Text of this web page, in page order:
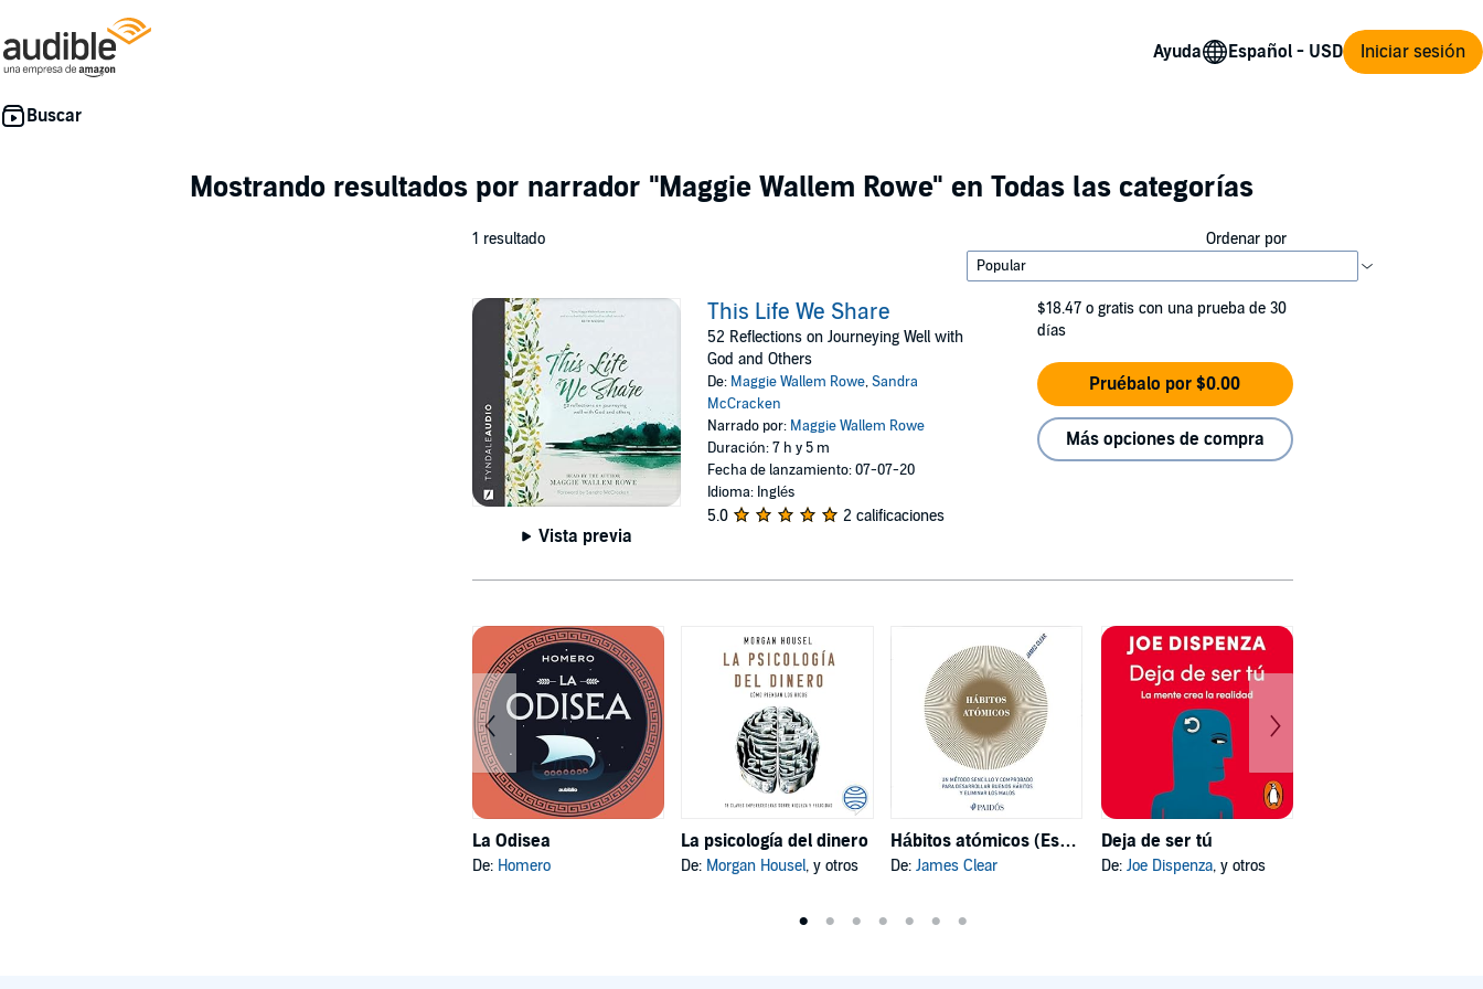
Ayuda Iniciar sesión
Mostrando resultados por narrador "Maggie Wallem Rowe" en Todas las categorías
1 resultado Ordenar por
Vista previa
This Life We Share
52 Reflections on Journeying Well with
God and Others
De: Maggie Wallem Rowe,Sandra
McCracken
Narrado por: Maggie Wallem Rowe
Duración: 7 h y 5 m
Fecha de lanzamiento: 07-07-20
Idioma: Inglés
5.0 2 calificaciones
$18.47 o gratis con una prueba de 30
días
Pruébalo por $0.00
Más opciones de compra
La Odisea
De: Homero
La psicología del dinero
De: Morgan Housel, y otros
Hábitos atómicos (Español neutro)
De: James Clear
Deja de ser tú
De: Joe Dispenza, y otros